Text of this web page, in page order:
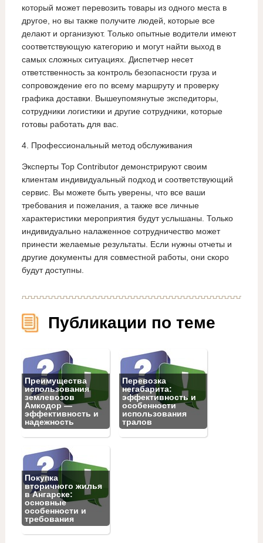
который может перевозить товары из одного места в
другое, но вы также получите людей, которые все
делают и организуют. Только опытные водители имеют
соответствующую категорию и могут найти выход в
самых сложных ситуациях. Диспетчер несет
ответственность за контроль безопасности груза и
сопровождение его по всему маршруту и проверку
графика доставки. Вышеупомянутые экспедиторы,
сотрудники логистики и другие сотрудники, которые
готовы работать для вас.
4. Профессиональный метод обслуживания
Эксперты Top Contributor демонстрируют своим
клиентам индивидуальный подход и соответствующий
сервис. Вы можете быть уверены, что все ваши
требования и пожелания, а также все личные
характеристики мероприятия будут услышаны. Только
индивидуально налаженное сотрудничество может
принести желаемые результаты. Если нужны отчеты и
другие документы для совместной работы, они скоро
будут доступны.
Публикации по теме
Преимущества
использования
землевозов
Амкодор —
эффективность и
надежность
Перевозка
негабарита:
эффективность и
особенности
использования
тралов
Покупка
вторичного жилья
в Ангарске:
основные
особенности и
требования